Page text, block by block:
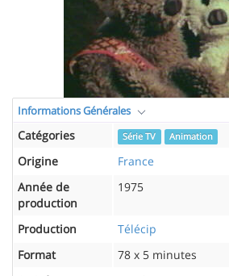
Informations Générales
Catégories Série TV Animation
Origine
France
Année de
production
1975
Production
Télécip
Format
78 x 5 minutes